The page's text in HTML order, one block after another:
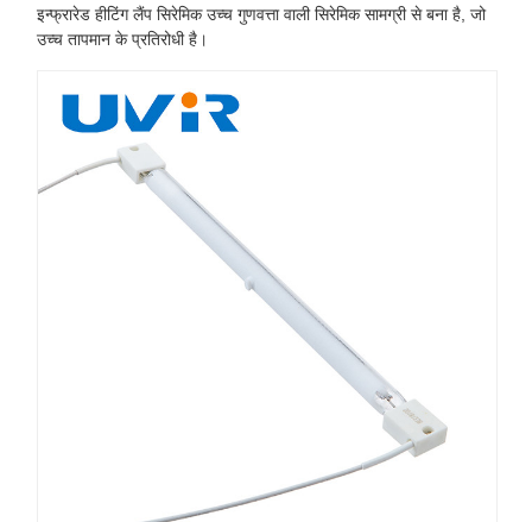
इन्फ्रारेड हीटिंग लैंप सिरेमिक उच्च गुणवत्ता वाली सिरेमिक सामग्री से बना है, जो
उच्च तापमान के प्रतिरोधी है।